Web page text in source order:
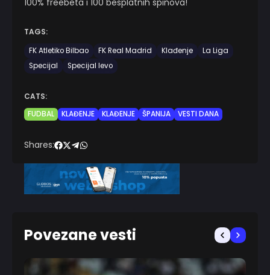
100% freebeta i 100 besplatnih spinova!
TAGS:
FK Atletiko Bilbao
FK Real Madrid Klađenje
La Liga
Specijal
Specijal levo
CATS:
FUDBAL
KLAĐENJE KLAĐENJE ŠPANIJA VESTI DANA
Shares:
Povezane vesti